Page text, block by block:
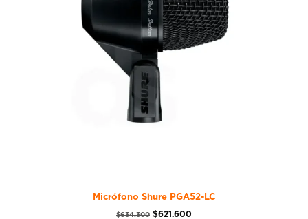
Micrófono Shure PGA52-LC
$634.300 $621.600